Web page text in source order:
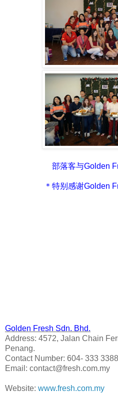
部落客与Golden
＊特别感谢Golden
Golden Fresh Sdn. Bhd.
Address: 4572, Jalan Chain
Penang.
Contact Number: 604- 333 3388
Email: contact@fresh.com.my
Website: www.fresh.com.my